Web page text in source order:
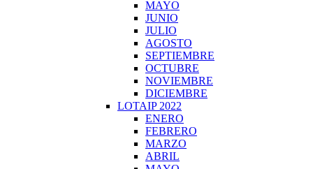
MAYO
JUNIO
JULIO
AGOSTO
SEPTIEMBRE
OCTUBRE
NOVIEMBRE
DICIEMBRE
LOTAIP 2022
ENERO
FEBRERO
MARZO
ABRIL